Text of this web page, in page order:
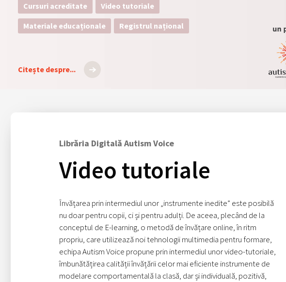
Cursuri acreditate Video tutoriale
Materiale educaționale Registrul național
Citește despre...
Librăria Digitală Autism Voice
Video tutoriale
Învățarea prin intermediul unor „instrumente inedite” este posibilă
nu doar pentru copii, ci și pentru adulți. De aceea, plecând de la
conceptul de E-learning, o metodă de învățare online, în ritm
propriu, care utilizează noi tehnologii multimedia pentru formare,
echipa Autism Voice propune prin intermediul unor video-tutoriale,
îmbunătățirea calității învățării celor mai eficiente instrumente de
modelare comportamentală la clasă, dar și individuală, pozitivă,